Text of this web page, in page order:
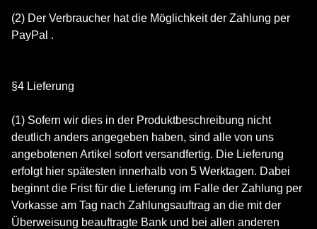
(2) Der Verbraucher hat die Möglichkeit der Zahlung per
PayPal .
§4 Lieferung
(1) Sofern wir dies in der Produktbeschreibung nicht
deutlich anders angegeben haben, sind alle von uns
angebotenen Artikel sofort versandfertig. Die Lieferung
erfolgt hier spätesten innerhalb von 5 Werktagen. Dabei
beginnt die Frist für die Lieferung im Falle der Zahlung per
Vorkasse am Tag nach Zahlungsauftrag an die mit der
Überweisung beauftragte Bank und bei allen anderen